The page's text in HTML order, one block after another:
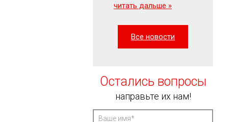
читать дальше »
Все новости
Остались вопросы
направьте их нам!